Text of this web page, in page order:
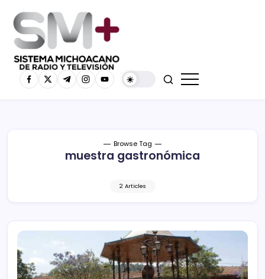
Browse Tag
muestra gastronómica
2 Articles